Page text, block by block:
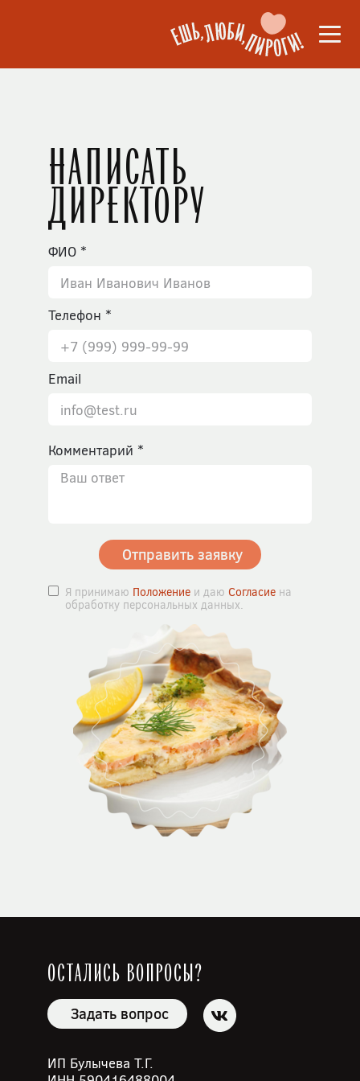
Написать
директору
ФИО
Телефон
Email
Комментарий
Отправить заявку
Я принимаю Положение и даю Согласие на
обработку персональных данных.
Остались вопросы?
Задать вопрос
ИП Булычева Т.Г.